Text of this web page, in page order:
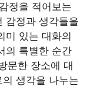
정을 적어보는
감정과 생각들을
미 있는 대화의
의 특별한 순간
문한 장소에 대
생각을 나누는